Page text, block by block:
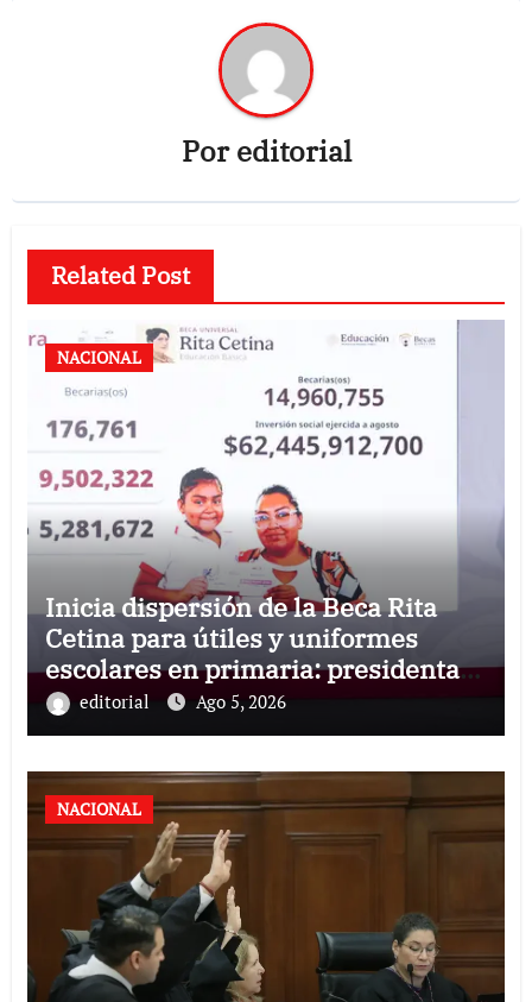
Poreditorial
Related Post
NACIONAL
Inicia dispersión de la Beca Rita
Cetina para útiles y uniformes
escolares en primaria: presidenta
Claudia Sheinbaum
editorial Ago 5, 2026
NACIONAL